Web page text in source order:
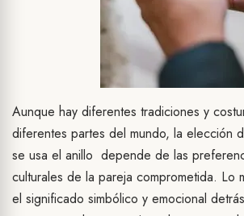
Aunque hay diferentes tradiciones y
diferentes partes del mundo, la elección
se usa el anillo depende de las
culturales de la pareja comprometida. Lo
el significado simbólico y emocional